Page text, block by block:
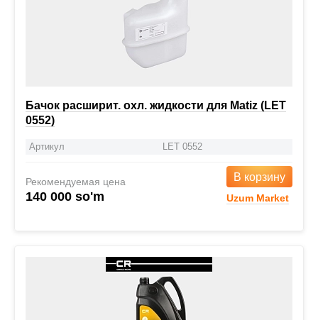
Бачок расширит. охл. жидкости для Matiz (LET
0552)
Артикул LET 0552
Рекомендуемая цена
140 000 so'm
В корзину
Uzum Market